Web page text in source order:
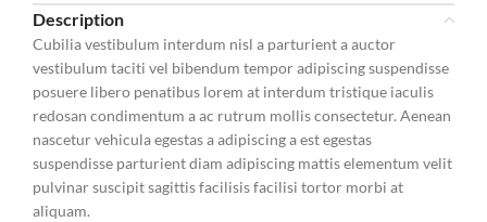
Description
Cubilia vestibulum interdum nisl a parturient a auctor
vestibulum taciti vel bibendum tempor adipiscing suspendisse
posuere libero penatibus lorem at interdum tristique iaculis
redosan condimentum a ac rutrum mollis consectetur. Aenean
nascetur vehicula egestas a adipiscing a est egestas
suspendisse parturient diam adipiscing mattis elementum velit
pulvinar suscipit sagittis facilisis facilisi tortor morbi at
aliquam.